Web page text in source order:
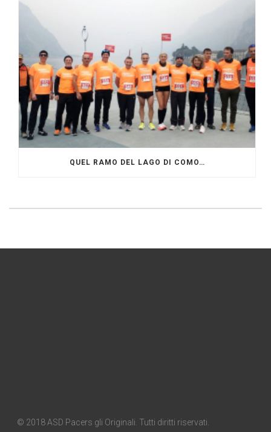
QUEL RAMO DEL LAGO DI COMO…
© 2018 ASD Pacers gli Originali. Tutti diritti riservati.